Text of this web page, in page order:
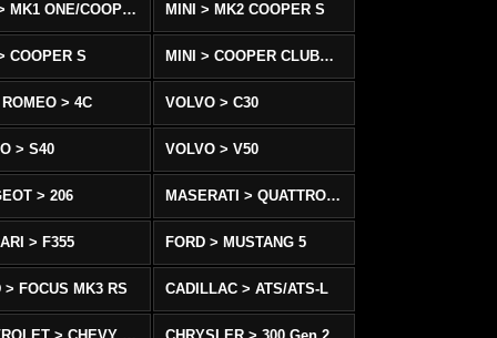
MINI > MK1 ONE/COOPER MINI > MK2 COOPER S
COOPER S MINI > COOPER CLUBMAN
> 4C VOLVO > C30
> S40 VOLVO > V50
> 206 MASERATI > QUATTROPORTE
> F355 FORD > MUSTANG 5
> FOCUS MK3 RS CADILLAC > ATS/ATS-L